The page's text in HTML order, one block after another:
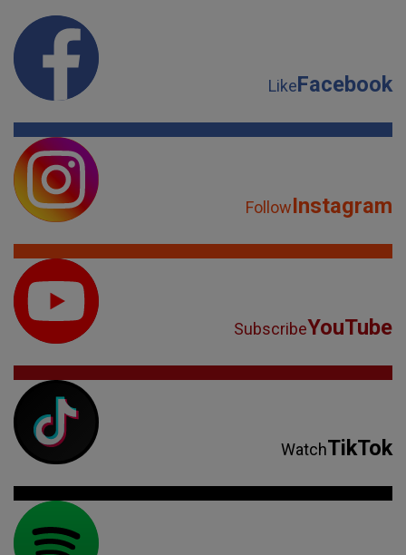
LikeFacebook
FollowInstagram
SubscribeYouTube
WatchTikTok